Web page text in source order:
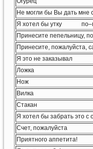
Не могли бы Вы дать мне
Я хотел бы утку
Принесите пепельницу,
Принесите, пожалуйста,
Я это не заказывал
Ложка
Нож
Вилка
Стакан
Я хотел бы забрать это с
Счет, пожалуйста
Приятного аппетита!